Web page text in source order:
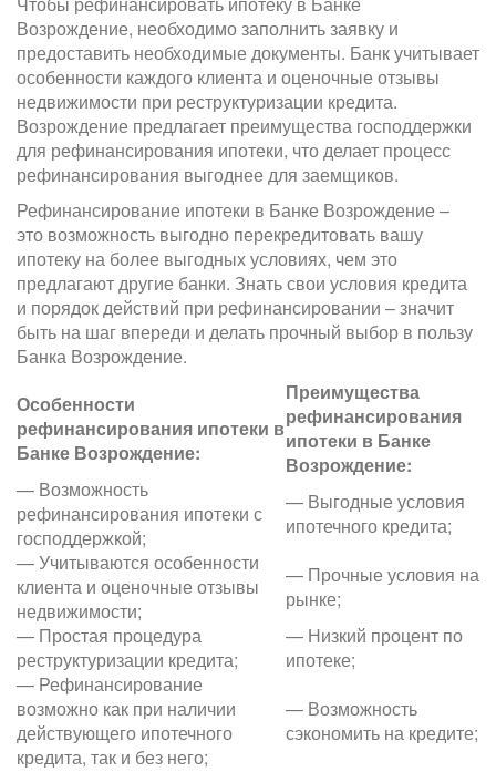
Возрождение, необходимо заполнить заявку и
предоставить необходимые документы. Банк учитывает
особенности каждого клиента и оценочные отзывы
недвижимости при реструктуризации кредита.
Возрождение предлагает преимущества господдержки
для рефинансирования ипотеки, что делает процесс
рефинансирования выгоднее для заемщиков.
Рефинансирование ипотеки в Банке Возрождение –
это возможность выгодно перекредитовать вашу
ипотеку на более выгодных условиях, чем это
предлагают другие банки. Знать свои условия кредита
и порядок действий при рефинансировании – значит
быть на шаг впереди и делать прочный выбор в пользу
Банка Возрождение.
Особенности
рефинансирования ипотеки в
Банке Возрождение:
Преимущества
рефинансирования
ипотеки в Банке
Возрождение:
— Возможность
рефинансирования ипотеки с
господдержкой;
— Выгодные условия
ипотечного кредита;
— Учитываются особенности
клиента и оценочные отзывы
недвижимости;
— Прочные условия на
рынке;
— Простая процедура
реструктуризации кредита;
— Низкий процент по
ипотеке;
— Рефинансирование
возможно как при наличии
действующего ипотечного
кредита, так и без него;
— Возможность
сэкономить на кредите;